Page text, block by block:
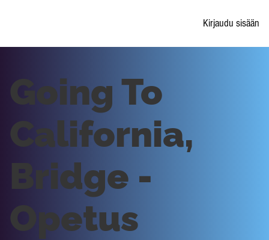
Kirjaudu sisään
Going To
California,
Bridge -
Opetus